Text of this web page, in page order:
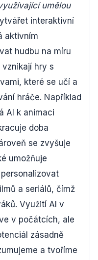
umělou
interaktivní
aktivním
hudbu na míru
vznikají hry s
které se učí a
hráče. Například
AI k animaci
doba
se zvyšuje
umožňuje
a seriálů, čímž
Využití AI v
v počátcích, ale
zásadně
a tvoříme